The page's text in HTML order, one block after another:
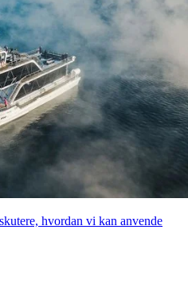
hvordan vi kan anvende